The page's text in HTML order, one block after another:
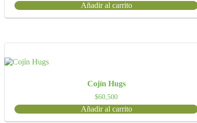
Añadir al carrito
Cojín Hugs
$60,500
Añadir al carrito